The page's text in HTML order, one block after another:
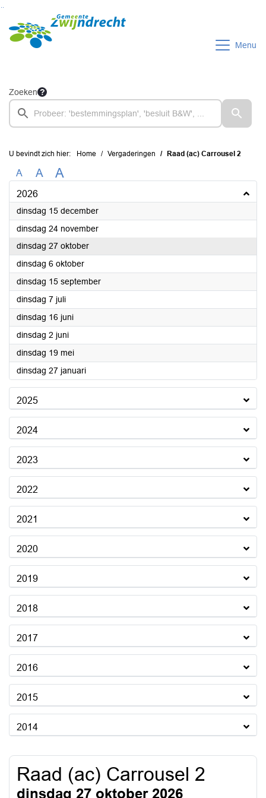
Ga naar de inhoud van deze pagina
Ga naar het zoeken
Ga naar het menu
Menu
Zoeken
U bevindt zich hier: Home Vergaderingen Raad (ac) Carrousel 2
A A A
2026
dinsdag 15 december2026
dinsdag 24 november2026
dinsdag 27 oktober2026
dinsdag 6 oktober2026
dinsdag 15 september2026
dinsdag 7 juli2026
dinsdag 16 juni2026
dinsdag 2 juni2026
dinsdag 19 mei2026
dinsdag 27 januari2026
2025
2024
2023
2022
2021
2020
2019
2018
2017
2016
2015
2014
Raad (ac) Carrousel 2
dinsdag 27 oktober 2026